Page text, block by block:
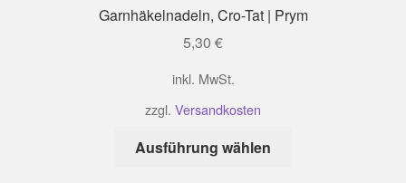
Garnhäkelnadeln, Cro-Tat | Prym
5,30 €
inkl. MwSt.
zzgl. Versandkosten
Ausführung wählen